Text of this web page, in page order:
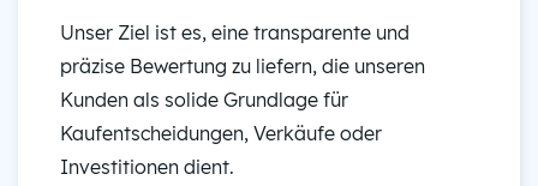
Unser Ziel ist es, eine transparente und
präzise Bewertung zu liefern, die unseren
Kunden als solide Grundlage für
Kaufentscheidungen, Verkäufe oder
Investitionen dient.